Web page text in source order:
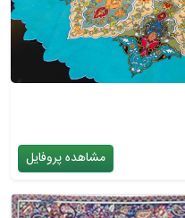
مشاهده پروفایل